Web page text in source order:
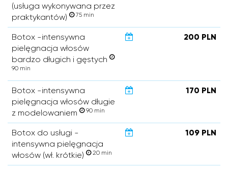
(usługa wykonywana przez
praktykantów)
75 min
Botox -intensywna
pielęgnacja włosów
bardzo długich i gęstych
90 min
200 PLN
Botox -intensywna
pielęgnacja włosów długie
z modelowaniem
90 min
170 PLN
Botox do usługi -
intensywna pielęgnacja
włosów (wł. krótkie)
20 min
109 PLN